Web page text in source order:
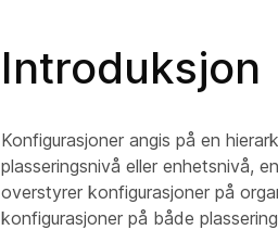
Introduksjon
Konfigurasjoner angis på en
plasseringsnivå eller enhetsnivå,
overstyrer konfigurasjoner på
konfigurasjoner på både